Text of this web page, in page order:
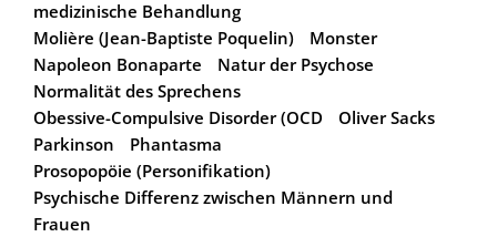
medizinische Behandlung
Molière (Jean-Baptiste Poquelin)
Monster
Napoleon Bonaparte
Natur der Psychose
Normalität des Sprechens
Obessive-Compulsive Disorder (OCD
Oliver Sacks
Parkinson
Phantasma
Prosopopöie (Personifikation)
Psychische Differenz zwischen Männern und
Frauen